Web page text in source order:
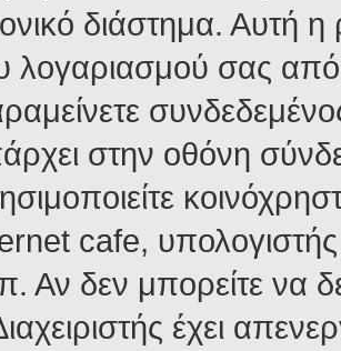
διάστημα. Αυτή
λογαριασμού σας
στην οθόνη
cafe,
Αν δεν μπορείτε να
έχει